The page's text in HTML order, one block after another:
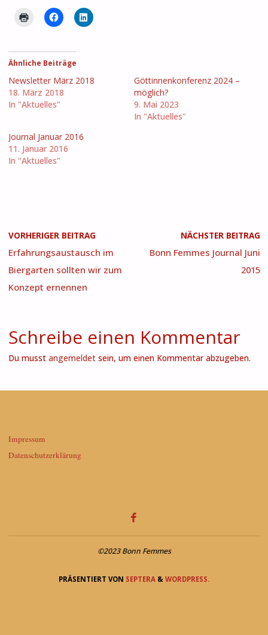
Ähnliche Beiträge
Newsletter März 2018
18. März 2018
In "Aktuelles"
Göttinnenkonferenz 2024 –
möglich?
9. Mai 2023
In "Aktuelles"
Journal Januar 2016
11. Januar 2016
In "Aktuelles"
VORHERIGER BEITRAG
Erfahrungsaustausch im
Biergarten sollten wir zum
Konzept ernennen
NÄCHSTER BEITRAG
Bonn Femmes Journal Juni
2015
Schreibe einen Kommentar
Du musst angemeldetsein, um einen Kommentar abzugeben.
Impressum
Datenschutzerklärung
©2023 Bonn Femmes
PRÄSENTIERT VON SEPTERA & WORDPRESS.